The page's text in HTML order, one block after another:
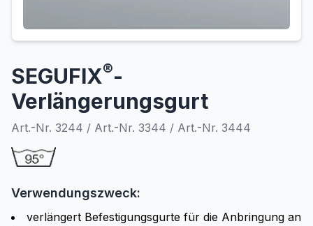
SEGUFIX®-
Verlängerungsgurt
Art.-Nr. 3244 / Art.-Nr. 3344 / Art.-Nr. 3444
Verwendungszweck:
verlängert Befestigungsgurte für die Anbringung an